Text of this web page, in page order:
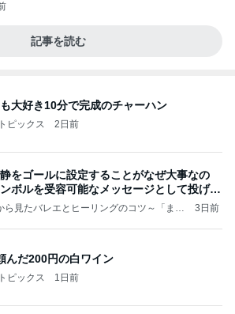
記事を読む
大好き10分で完成のチャーハン
ピックス 2日前
をゴールに設定することがなぜ大事なの
ボルを受容可能なメッセージとして投げる
ら見たバレエとヒーリングのコツ～「まと
3日前
んだ200円の白ワイン
ピックス 1日前